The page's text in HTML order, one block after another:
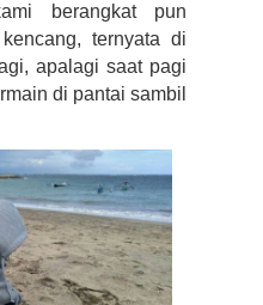
berangkat pun
ternyata di
apalagi saat pagi
di pantai sambil